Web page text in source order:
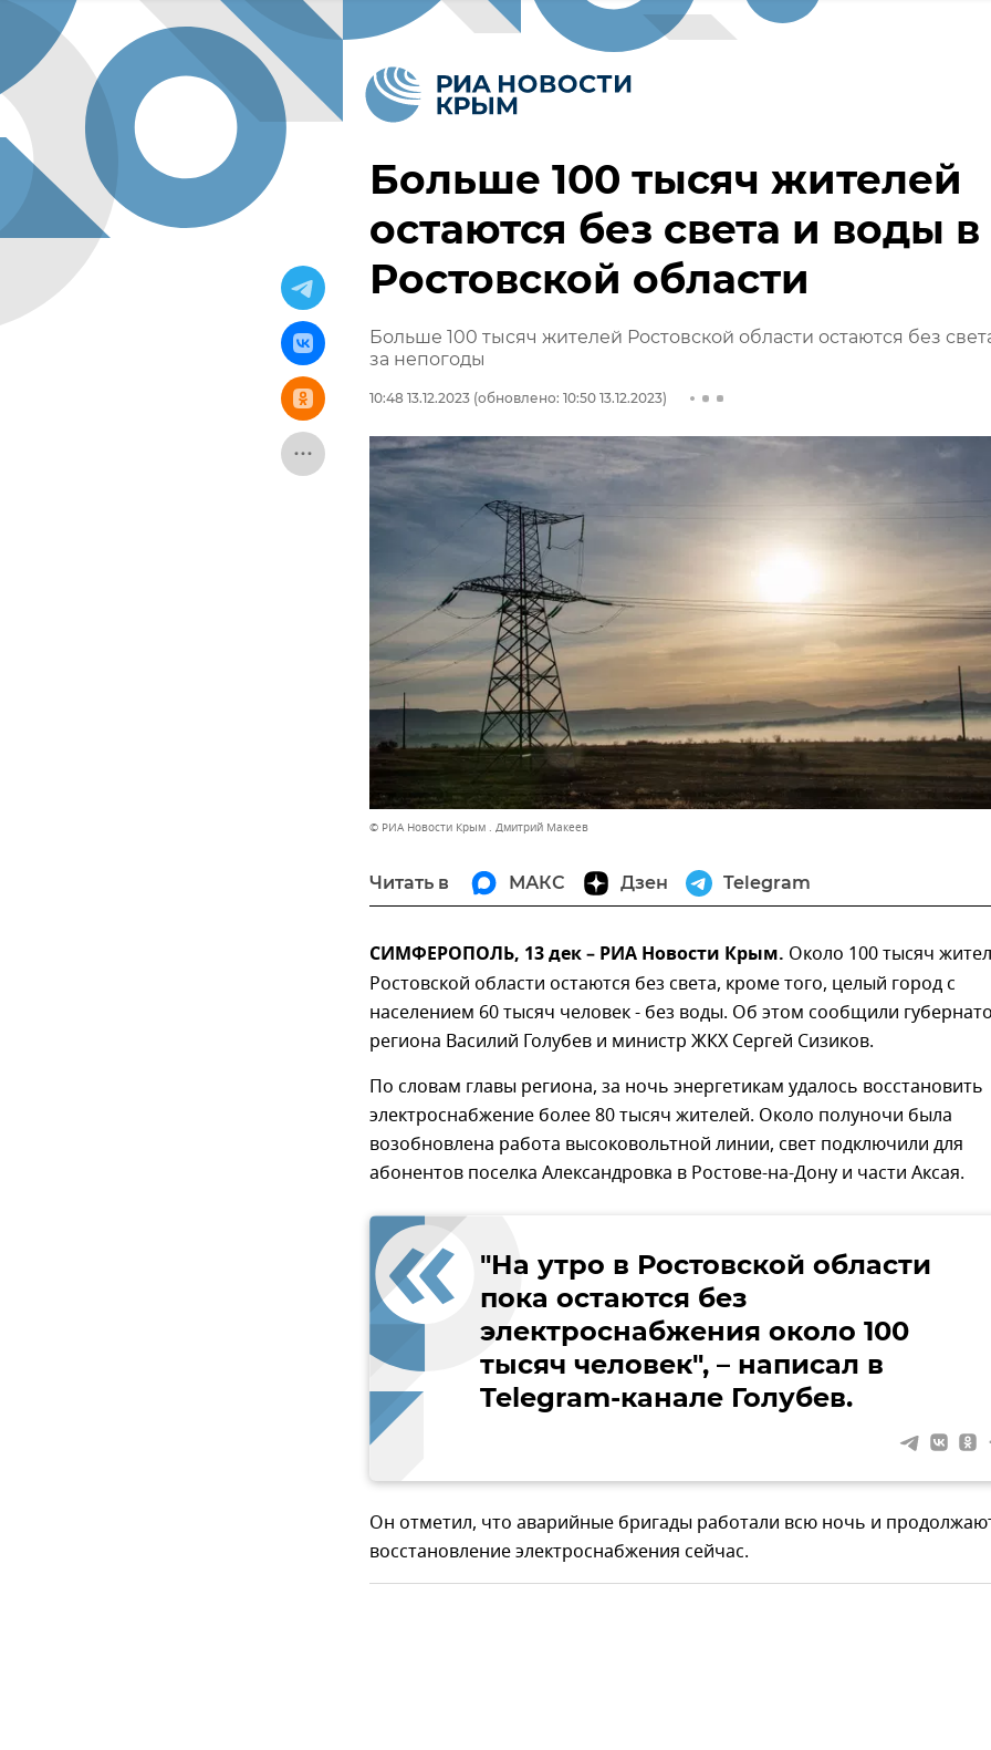
Больше 100 тысяч жителей
остаются без света и воды в
Ростовской области
Больше 100 тысяч жителей Ростовской области остаются без
за непогоды
10:48 13.12.2023 (обновлено: 10:50 13.12.2023)
© РИА Новости Крым . Дмитрий Макеев
Читать в МАКС Дзен Telegram
СИМФЕРОПОЛЬ, 13 дек – РИА Новости Крым. Около 100 тысяч
Ростовской области остаются без света, кроме того, целый город с
населением 60 тысяч человек - без воды. Об этом сообщили
региона Василий Голубев и министр ЖКХ Сергей Сизиков.
По словам главы региона, за ночь энергетикам удалось восстановить
электроснабжение более 80 тысяч жителей. Около полуночи была
возобновлена работа высоковольтной линии, свет подключили для
абонентов поселка Александровка в Ростове-на-Дону и части Аксая.
"На утро в Ростовской области
пока остаются без
электроснабжения около 100
тысяч человек", – написал в
Telegram-канале Голубев.
Он отметил, что аварийные бригады работали всю ночь и
восстановление электроснабжения сейчас.